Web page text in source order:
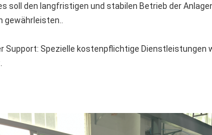
soll den langfristigen und stabilen Betrieb der
gewährleisten..
Support: Spezielle kostenpflichtige Dienstleistungen